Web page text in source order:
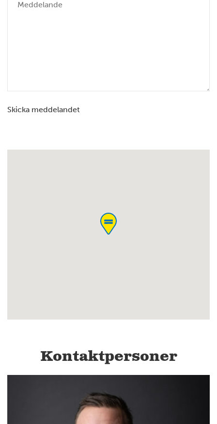
Skicka meddelandet
Kontaktpersoner